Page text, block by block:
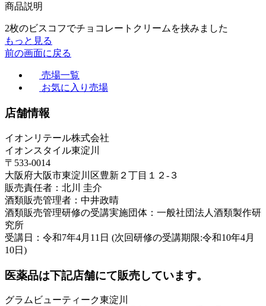
商品説明
2枚のビスコフでチョコレートクリームを挟みました
もっと見る
前の画面に戻る
売場一覧
お気に入り売場
店舗情報
イオンリテール株式会社
イオンスタイル東淀川
〒533-0014
大阪府大阪市東淀川区豊新２丁目１２-３
販売責任者：北川 圭介
酒類販売管理者：中井政晴
酒類販売管理研修の受講実施団体：一般社団法人酒類製作研
究所
受講日：令和7年4月11日 (次回研修の受講期限:令和10年4月
10日)
医薬品は下記店舗にて販売しています。
グラムビューティーク東淀川